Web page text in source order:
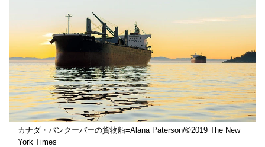
カナダ・バンクーバーの貨物船=Alana Paterson/©2019 The New
York Times